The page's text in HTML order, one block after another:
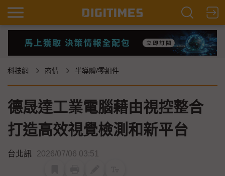
科技網 商情 半導體/零組件
德晟達工業電腦藉由視控整合
打造高效視覺檢測和新平台
台北訊 2026/07/06 03:51